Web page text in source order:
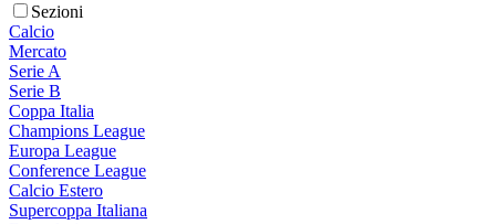
Sezioni
Calcio
Mercato
Serie A
Serie B
Coppa Italia
Champions League
Europa League
Conference League
Calcio Estero
Supercoppa Italiana